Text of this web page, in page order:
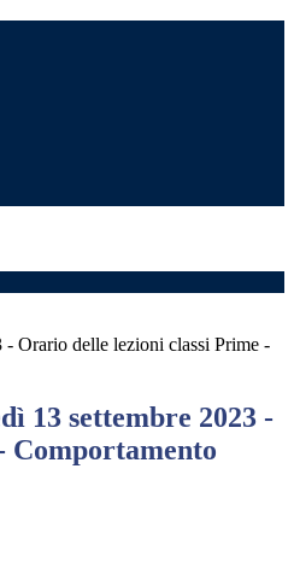
- Orario delle lezioni classi Prime -
13 settembre 2023 -
Comportamento